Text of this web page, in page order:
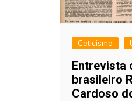
Ceticismo
Entrevista
brasileiro
Cardoso